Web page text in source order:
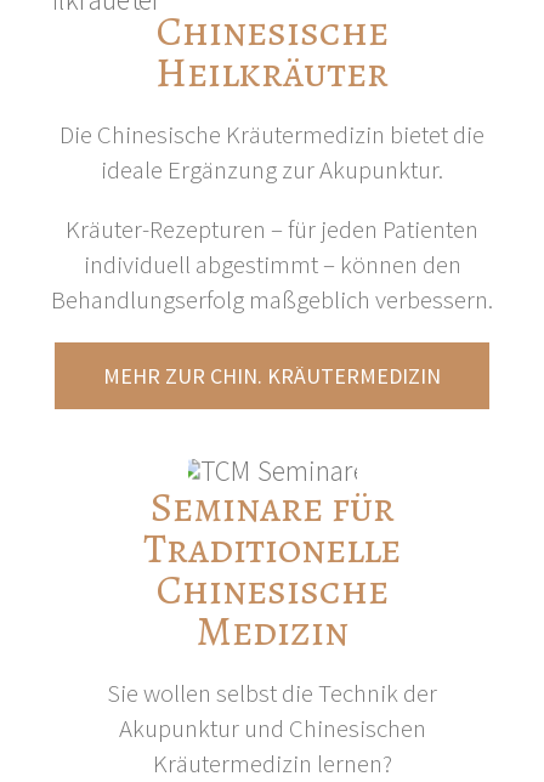
Chinesische
Heilkräuter
Die Chinesische Kräutermedizin bietet die
ideale Ergänzung zur Akupunktur.
Kräuter-Rezepturen – für jeden Patienten
individuell abgestimmt – können den
Behandlungserfolg maßgeblich verbessern.
MEHR ZUR CHIN. KRÄUTERMEDIZIN
Seminare für
Traditionelle
Chinesische
Medizin
Sie wollen selbst die Technik der
Akupunktur und Chinesischen
Kräutermedizin lernen?